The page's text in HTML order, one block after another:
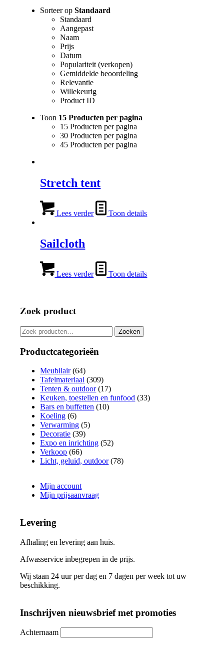
Sorteer opStandaard
Standaard
Aangepast
Naam
Prijs
Datum
Populariteit (verkopen)
Gemiddelde beoordeling
Relevantie
Willekeurig
Product ID
Toon 15 Producten per pagina
15 Producten per pagina
30 Producten per pagina
45 Producten per pagina
Stretch tent
Lees verder Toon details
Sailcloth
Lees verder Toon details
Zoek product
Zoeken
naar:
Zoeken
Productcategorieën
Meubilair (64)
Tafelmateriaal (309)
Tenten & outdoor (17)
Keuken, toestellen en funfood (33)
Bars en buffetten (10)
Koeling (6)
Verwarming (5)
Decoratie (39)
Expo en inrichting (52)
Verkoop (66)
Licht, geluid, outdoor (78)
Mijn account
Mijn prijsaanvraag
Levering
Afhaling en levering aan huis.
Afwasservice inbegrepen in de prijs.
Wij staan 24 uur per dag en 7 dagen per week tot uw
beschikking.
Inschrijven nieuwsbrief met promoties
Achternaam